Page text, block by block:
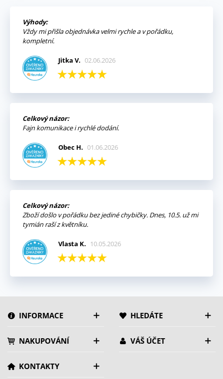
Výhody:
Vždy mi přišla objednávka velmi rychle a v pořádku,
kompletní.
Jitka V. 02.06.2026
Celkový názor:
Fajn komunikace i rychlé dodání.
Obec H. 01.06.2026
Celkový názor:
Zboží došlo v pořádku bez jediné chybičky. Dnes, 10.5. už mi
tymián raší z květníku.
Vlasta K. 10.05.2026
INFORMACE HLEDÁTE
NAKUPOVÁNÍ VÁŠ ÚČET
KONTAKTY